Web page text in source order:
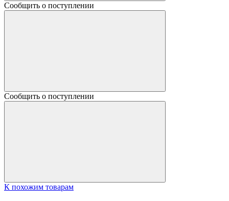
Сообщить о поступлении
Сообщить о поступлении
К похожим товарам